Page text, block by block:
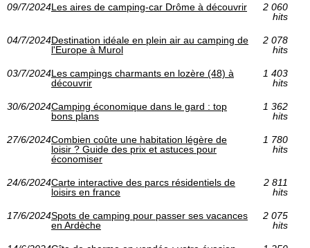
09/7/2024Les aires de camping-car Drôme à découvrir
2 060
hits
04/7/2024Destination idéale en plein air au camping de
l'Europe à Murol
2 078
hits
03/7/2024Les campings charmants en lozère (48) à
découvrir
1 403
hits
30/6/2024Camping économique dans le gard : top
bons plans
1 362
hits
27/6/2024Combien coûte une habitation légère de
loisir ? Guide des prix et astuces pour
économiser
1 780
hits
24/6/2024Carte interactive des parcs résidentiels de
loisirs en france
2 811
hits
17/6/2024Spots de camping pour passer ses vacances
en Ardèche
2 075
hits